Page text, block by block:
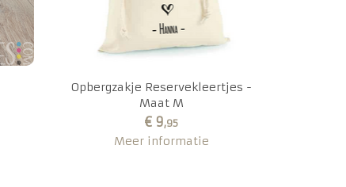
Opbergzakje Reservekleertjes -
Maat M
€ 9,95
Meer informatie